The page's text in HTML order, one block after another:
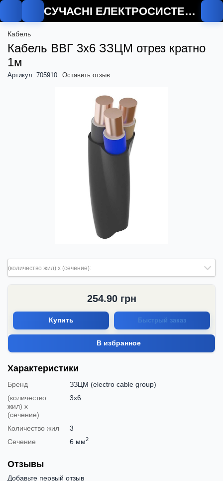
СУЧАСНІ ЕЛЕКТРОСИСТЕМИ
Кабель
Кабель ВВГ 3х6 ЗЗЦМ отрез кратно
1м
Артикул: 705910 Оставить отзыв
(количество жил) х (сечение):
254.90грн
Купить Быстрый заказ
В избранное
Характеристики
Бренд
ЗЗЦМ (electro cable group)
(количество
жил) х
(сечение)
3х6
Количество жил
3
Сечение
6 мм2
Отзывы
Добавьте первый отзыв